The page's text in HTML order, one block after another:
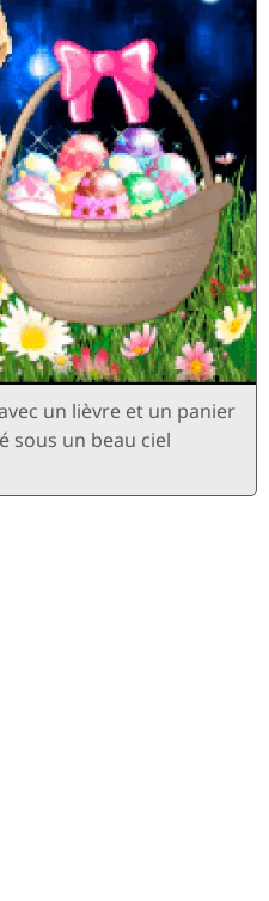
un lièvre et un panier
sous un beau ciel